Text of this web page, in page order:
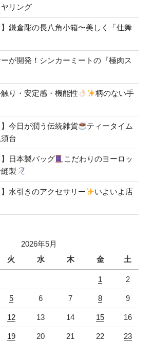
リング
】鎌倉彫の長八角小箱〜美しく「仕舞
が開発！シンカーミートの『極肉ス
り・安定感・機能性
柄のない手
】今日が潤う伝統雑貨
ティータイム
台
】日本製バッグ
こだわりのヨーロッ
製
】水引きのアクセサリー
いよいよ店
2026年5月
火 水 木 金 土
1 2
5 6 7 8 9
12 13 14 15 16
19 20 21 22 23